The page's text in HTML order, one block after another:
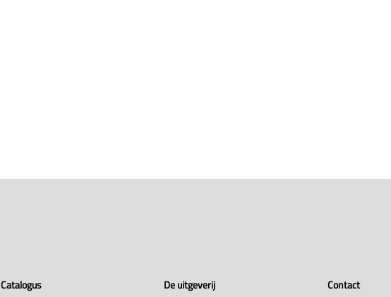
Catalogus
De uitgeverij
Contact